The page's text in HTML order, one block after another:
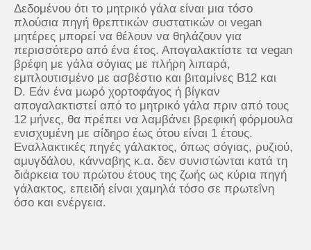
Δεδομένου ότι το μητρικό γάλα είναι μια τόσο
πλούσια πηγή θρεπτικών συστατικών οι vegan
μητέρες μπορεί να θέλουν να θηλάζουν για
περισσότερο από ένα έτος. Απογαλακτίστε τα vegan
βρέφη με γάλα σόγιας με πλήρη λιπαρά,
εμπλουτισμένο με ασβέστιο και βιταμίνες Β12 και
D. Εάν ένα μωρό χορτοφάγος ή βίγκαν
απογαλακτιστεί από το μητρικό γάλα πριν από τους
12 μήνες, θα πρέπει να λαμβάνει βρεφική φόρμουλα
ενισχυμένη με σίδηρο έως ότου είναι 1 έτους.
Eναλλακτικές πηγές γάλακτος, όπως σόγιας, ρυζιού,
αμυγδάλου, κάνναβης κ.α. δεν συνιστώνται κατά τη
διάρκεια του πρώτου έτους της ζωής ως κύρια πηγή
γάλακτος, επειδή είναι χαμηλά τόσο σε πρωτεΐνη
όσο και ενέργεια.